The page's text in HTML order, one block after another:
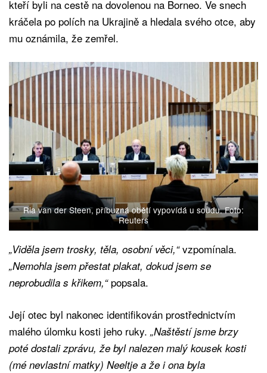
kteří byli na cestě na dovolenou na Borneo. Ve snech
kráčela po polích na Ukrajině a hledala svého otce, aby
mu oznámila, že zemřel.
Ria van der Steen, příbuzná obětí vypovídá u soudu. Foto:
Reuters
„Viděla jsem trosky, těla, osobní věci,“vzpomínala.
„Nemohla jsem přestat plakat, dokud jsem se
neprobudila s křikem,“popsala.
Její otec byl nakonec identifikován prostřednictvím
malého úlomku kosti jeho ruky. „Naštěstí jsme brzy
poté dostali zprávu, že byl nalezen malý kousek kosti
(mé nevlastní matky) Neeltje a že i ona byla